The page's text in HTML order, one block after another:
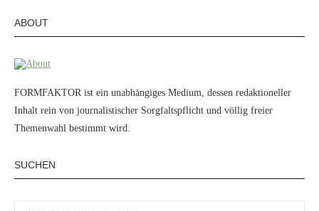
ABOUT
FORMFAKTOR ist ein unabhängiges Medium, dessen redaktioneller
Inhalt rein von journalistischer Sorgfaltspflicht und völlig freier
Themenwahl bestimmt wird.
SUCHEN